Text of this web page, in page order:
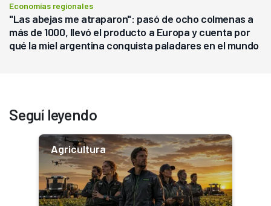
Economías regionales
"Las abejas me atraparon": pasó de ocho colmenas a
más de 1000, llevó el producto a Europa y cuenta por
qué la miel argentina conquista paladares en el mundo
Seguí leyendo
Agricultura